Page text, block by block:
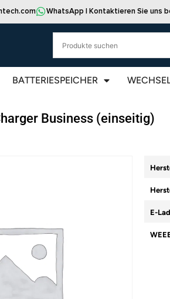
WhatsApp | Kontaktieren Sie uns
BATTERIESPEICHER
Business (einseitig)
E-